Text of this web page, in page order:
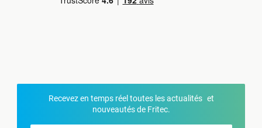
Recevez en temps réel toutes les actualités et
nouveautés de Fritec.